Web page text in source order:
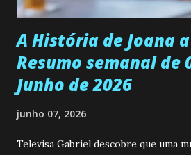
A História de Joana
Resumo semanal de
Junho de 2026
junho 07, 2026
Televisa Gabriel descobre que uma